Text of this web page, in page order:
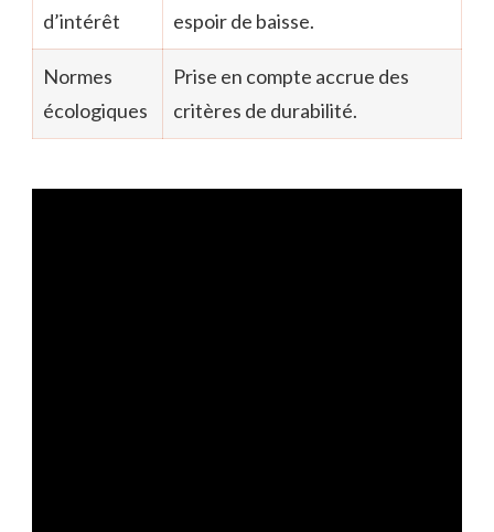
d’intérêt
espoir de baisse.
Normes
écologiques
Prise en compte accrue des
critères de durabilité.